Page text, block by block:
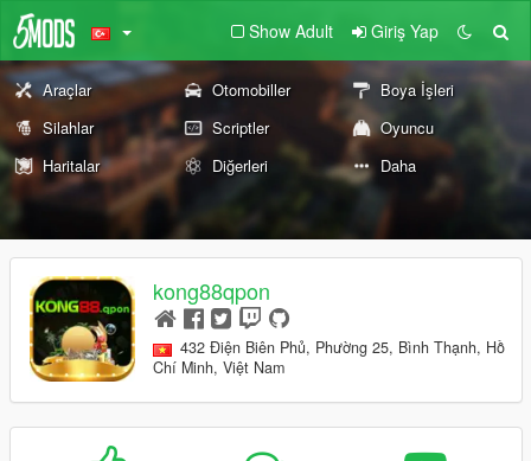
Show Adult Giriş Yap
Araçlar Otomobiller
Boya İşleri
Silahlar
Scriptler
Oyuncu
Haritalar
Diğerleri Daha
kong88qpon
432 Điện Biên Phủ, Phường 25, Bình Thạnh, Hồ
Chí Minh, Việt Nam